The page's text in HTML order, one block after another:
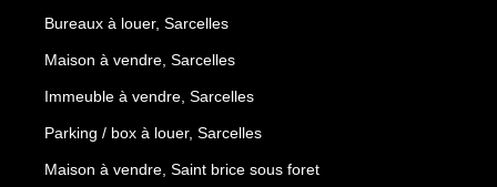
Bureaux à louer, Sarcelles
Maison à vendre, Sarcelles
Immeuble à vendre, Sarcelles
Parking / box à louer, Sarcelles
Maison à vendre, Saint brice sous foret